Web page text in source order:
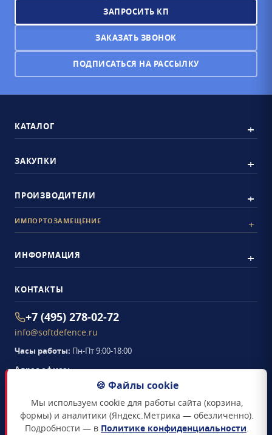
ЗАПРОСИТЬ КП
ЗАКАЗАТЬ ЗВОНОК
ПОДПИСАТЬСЯ НА РАССЫЛКУ
КАТАЛОГ
ЗАКУПКИ
ПРОИЗВОДИТЕЛИ
ИМПОРТОЗАМЕЩЕНИЕ
ИНФОРМАЦИЯ
КОНТАКТЫ
+7 (495) 278-02-72
info@softdefence.ru
Часы работы: Пн-Пт 9:00-18:00
Адрес офиса:
Семёновская набережная, д. 2/1, стр. 1, офис 411
Схема проезда →
🍪 Файлы cookie
Мы используем cookie для работы сайта (корзина,
формы) и аналитики (Яндекс.Метрика — обезличенно).
Подробности — в Политике конфиденциальности.